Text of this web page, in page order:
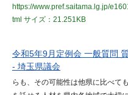
https://www.pref.saitama.lg.jp/
tml サイズ：21.251KB
令和5年9月定例会 一般質問
- 埼玉県議会
らも、その可能性は他県に比べて